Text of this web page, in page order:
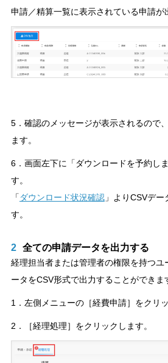
申請／精算一覧に表示されている申請が
5．確認のメッセージが表示されるので
ます。
6．画面左下に「ダウンロードを予約し
す。
「 ダウンロード状況確認」よりCSVデー
す。
2 全ての申請データを出力する
経理担当者または管理者の権限を持つユ
ータをCSV形式で出力することができま
1．左側メニューの［経費申請］をクリッ
2．［経理処理］をクリックします。